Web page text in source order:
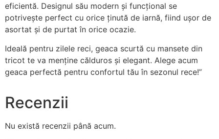
eficientă. Designul său modern și funcțional se
potrivește perfect cu orice ținută de iarnă, fiind ușor de
asortat și de purtat în orice ocazie.
Ideală pentru zilele reci, geaca scurtă cu mansete din
tricot te va menține călduros și elegant. Alege acum
geaca perfectă pentru confortul tău în sezonul rece!”
Recenzii
Nu există recenzii până acum.